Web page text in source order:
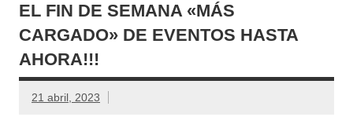
EL FIN DE SEMANA «MÁS
CARGADO» DE EVENTOS HASTA
AHORA!!!
21 abril, 2023